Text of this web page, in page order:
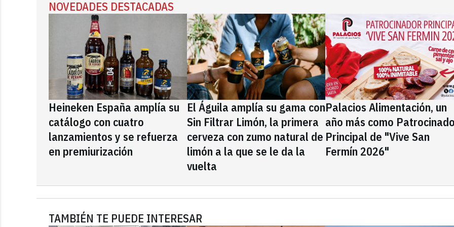
NOVEDADES DESTACADAS
Heineken España amplía su
catálogo con cuatro
lanzamientos y se refuerza
en premiurización
El Águila amplía su gama con
Sin Filtrar Limón, la primera
cerveza con zumo natural de
limón a la que se le da la
vuelta
Palacios Alimentación, un
año más como
Principal de "Vive San
Fermín 2026"
TAMBIÉN TE PUEDE INTERESAR